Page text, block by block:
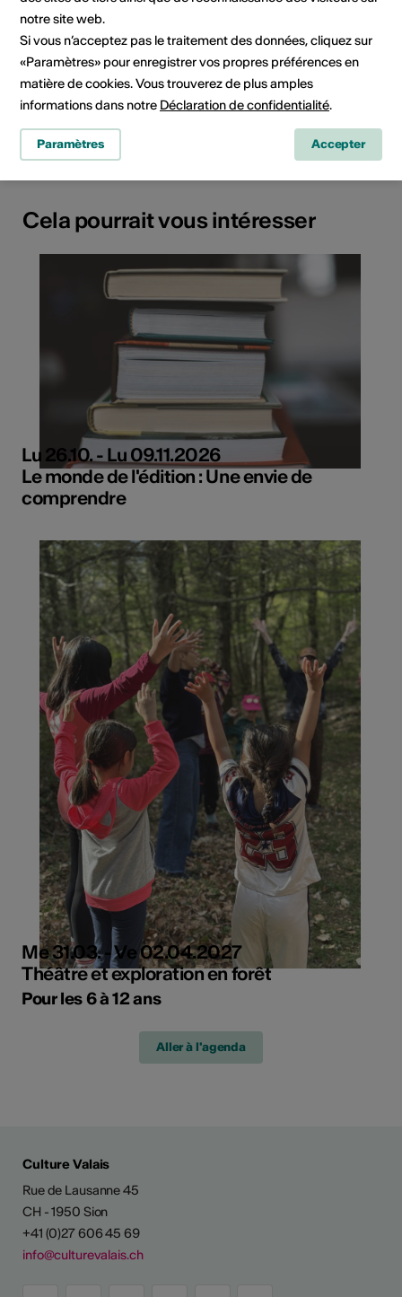
collaborateurs, responsables
d'une institution, responsables
de politique culturelle
Cela pourrait vous intéresser
Lu 26.10. - Lu 09.11.2026
Le monde de l'édition : Une envie de
comprendre
Me 31.03. - Ve 02.04.2027
Théâtre et exploration en forêt
Pour les 6 à 12 ans
Aller à l'agenda
Culture Valais
Rue de Lausanne 45
CH - 1950 Sion
+41 (0)27 606 45 69
info@culturevalais.ch
notre site web.
Si vous n’acceptez pas le traitement des données, cliquez sur
«Paramètres» pour enregistrer vos propres préférences en
matière de cookies. Vous trouverez de plus amples
informations dans notre Déclaration de confidentialité.
Paramètres Accepter